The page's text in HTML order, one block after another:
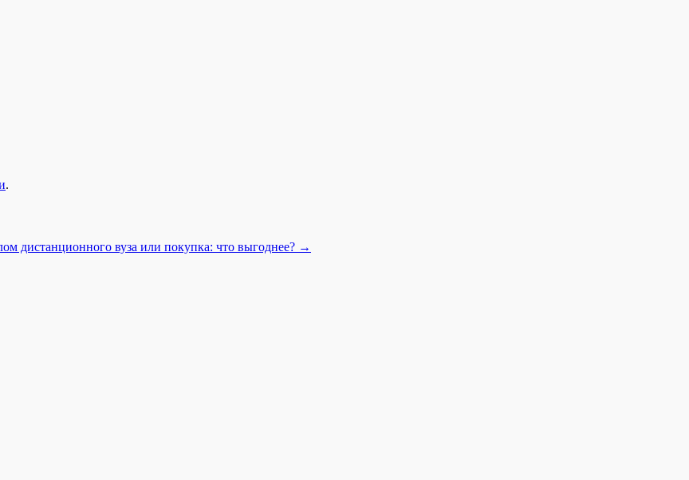
.
дистанционного вуза или покупка: что выгоднее? →